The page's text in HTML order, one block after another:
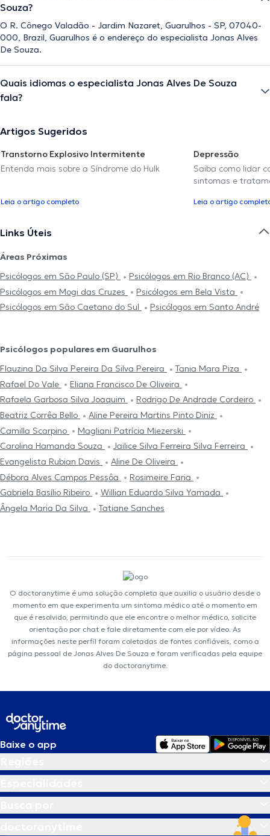
Souza?
O R. Cônego Valadão - Jardim Nazaret, Guarulhos - SP, 07040-
000, Brazil, Guarulhos é o endereço do especialista Jonas Alves
De Souza.
Quais idiomas o especialista Jonas Alves De Souza
fala?
Artigos Sugeridos
Transtorno Explosivo Intermitente
Entenda mais sobre a Síndrome do Hulk
Leia o artigo completo
Depressão
Saiba como lidar
sintomas e
Leia o artigo
Links Úteis
Áreas Próximas
Psicólogos em São Paulo (SP)
Psicólogos em Rio Branco (AC)
Psicólogos em Mogi das Cruzes
Psicólogos em Bela Vista
Psicólogos em São Caetano do Sul
Psicólogos em Santo André
Psicólogos populares em Guarulhos
Flauzina Da Silva Pereira Da Silva Pereira
Tania Mara Piza
Rafael Do Vale
Eliana Francisco De Oliveira
Rafaela Garbosa Silva Joaquim
Rodrigo De Andrade Cordeiro
Beatriz Corrêa Bello
Aline Pereira Martins Pinto Diniz
Camilla Scarpino
Magliani Patrícia Miezerski
Carolina Hamanda Souza
Jailice Silva Ferreira Silva Ferreira
Evangelista Rubian Davis
Aline De Oliveira
Débora Alves Campos Pessôa
Rosimeire Faria
Gabriela Basílio Ribeiro
Willian Eduardo Silva Yamada
Ângela Maria Da Silva
Tatiane Sanches
O doctoranytime é uma solução completa que auxilia o usuário desde o
momento em que experimenta um sintoma médico até o momento em
que é resolvido, permitindo que ele encontre o melhor médico, solicite
orientação por chat e fale diretamente com ele por vídeo. As
informações neste perfil foram coletadas de fontes confiáveis, como a
página pessoal de Jonas Alves De Souza e foram verificadas pela equipe
do doctoranytime.
Baixe o app